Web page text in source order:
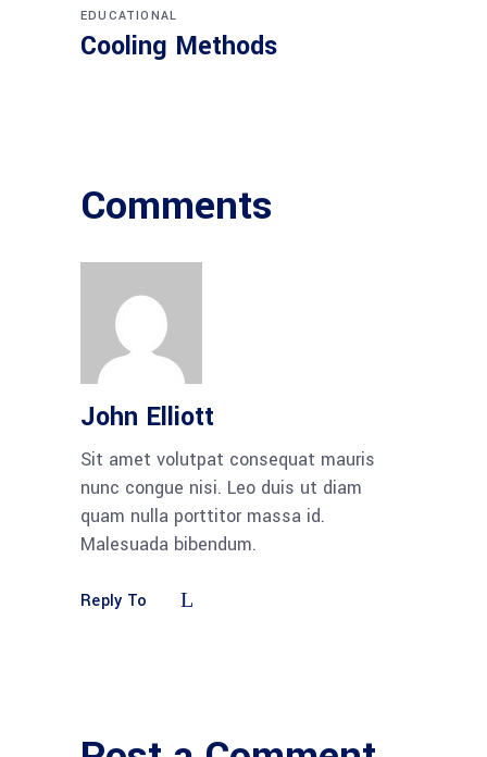
EDUCATIONAL
Cooling Methods
Comments
John Elliott
Sit amet volutpat consequat mauris
nunc congue nisi. Leo duis ut diam
quam nulla porttitor massa id.
Malesuada bibendum.
Reply To